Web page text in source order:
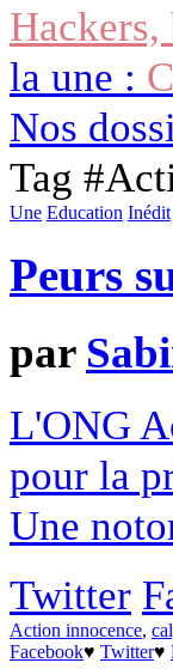
Hackers,
la une :
Nos
Tag #
Une Education Inédit
Peurs
par
L'ONG
pour la
Une
Twitter
Action innocence,
Facebook♥ Twitter♥